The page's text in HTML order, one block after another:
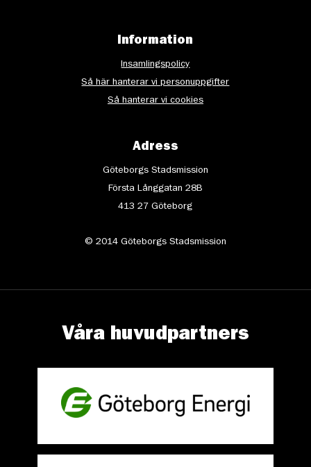
Information
Insamlingspolicy
Så här hanterar vi personuppgifter
Så hanterar vi cookies
Adress
Göteborgs Stadsmission
Första Långgatan 28B
413 27 Göteborg
© 2014 Göteborgs Stadsmission
Våra huvudpartners